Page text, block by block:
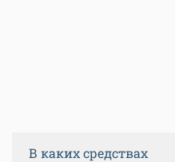
В каких средствах